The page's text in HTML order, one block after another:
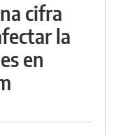
cifra
la
en